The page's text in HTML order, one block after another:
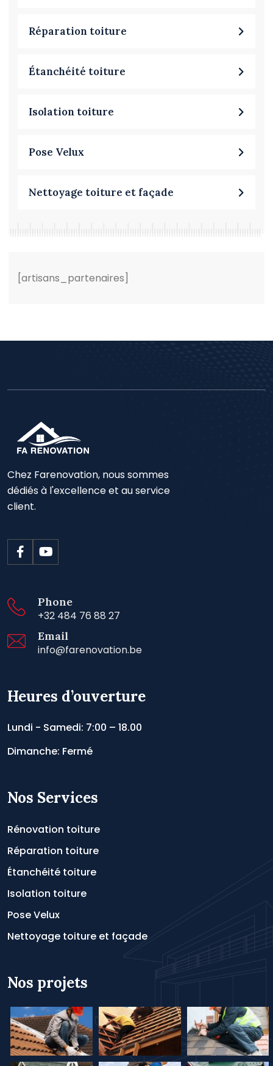
Réparation toiture
Étanchéité toiture
Isolation toiture
Pose Velux
Nettoyage toiture et façade
[artisans_partenaires]
Chez Farenovation, nous sommes
dédiés à l'excellence et au service
client.
Phone
+32 484 76 88 27
Email
info@farenovation.be
Heures d’ouverture
Lundi - Samedi: 7:00 – 18.00
Dimanche: Fermé
Nos Services
Rénovation toiture
Réparation toiture
Étanchéité toiture
Isolation toiture
Pose Velux
Nettoyage toiture et façade
Nos projets